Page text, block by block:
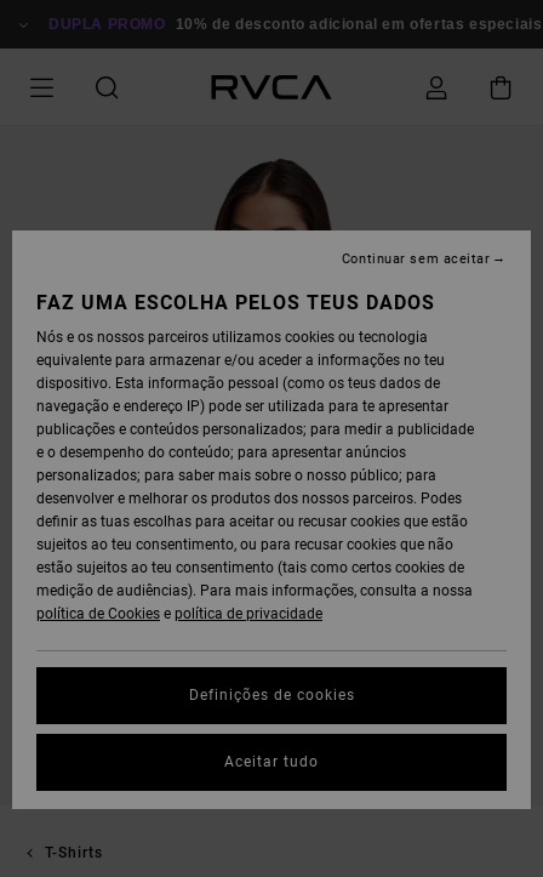
PARA
DUPLA PROMO 10% de desconto adicional em ofertas especiais
T-Shirts
FAZ UMA ESCOLHA PELOS TEUS DADOS
Nós e os nossos parceiros utilizamos cookies ou tecnologia
equivalente para armazenar e/ou aceder a informações no teu
dispositivo. Esta informação pessoal (como os teus dados de
navegação e endereço IP) pode ser utilizada para te apresentar
publicações e conteúdos personalizados; para medir a publicidade
e o desempenho do conteúdo; para apresentar anúncios
personalizados; para saber mais sobre o nosso público; para
desenvolver e melhorar os produtos dos nossos parceiros. Podes
definir as tuas escolhas para aceitar ou recusar cookies que estão
sujeitos ao teu consentimento, ou para recusar cookies que não
estão sujeitos ao teu consentimento (tais como certos cookies de
medição de audiências). Para mais informações, consulta a nossa
política de Cookies e política de privacidade
Definições de cookies
Continuar sem aceitar
Aceitar tudo